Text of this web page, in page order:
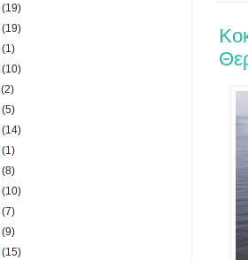
(19)
(19)
(1)
(10)
(2)
(5)
(14)
(1)
(8)
(10)
(7)
(9)
(15)